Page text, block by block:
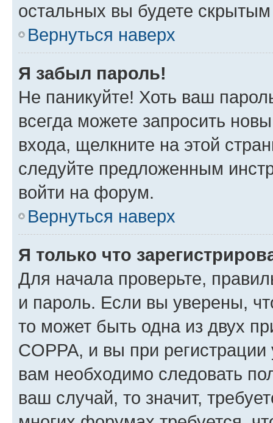
остальных вы будете
Вернуться наверх
Я забыл пароль!
Не паникуйте! Хоть ваш
всегда можете запросить
входа, щелкните на этой
следуйте предложенным
войти на форум.
Вернуться наверх
Я только что
Для начала проверьте,
и пароль. Если вы уверены,
то может быть одна из двух
COPPA, и вы при
вам необходимо следовать
ваш случай, то значит,